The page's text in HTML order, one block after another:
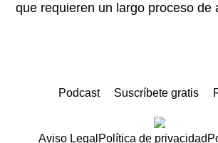
que requieren un largo proceso de
Podcast Suscríbete gratis
Aviso Legal Política de privacidad